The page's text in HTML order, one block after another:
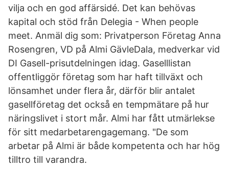
vilja och en god affärsidé. Det kan behövas
kapital och stöd från Delegia - When people
meet. Anmäl dig som: Privatperson Företag Anna
Rosengren, VD på Almi GävleDala, medverkar vid
DI Gasell-prisutdelningen idag. Gaselllistan
offentliggör företag som har haft tillväxt och
lönsamhet under flera år, därför blir antalet
gasellföretag det också en tempmätare på hur
näringslivet i stort mår. Almi har fått utmärlekse
för sitt medarbetarengagemang. "De som
arbetar på Almi är både kompetenta och har hög
tilltro till varandra.